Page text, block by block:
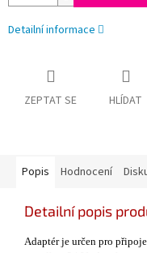
Detailní informace
ZEPTAT SE HLÍDAT
Popis Hodnocení
Detailní popis
Adaptér je určen pro